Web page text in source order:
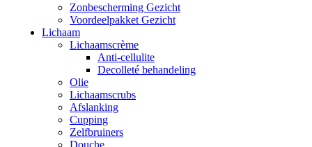
Zonbescherming Gezicht
Voordeelpakket Gezicht
Lichaam
Lichaamscrème
Anti-cellulite
Decolleté behandeling
Olie
Lichaamscrubs
Afslanking
Cupping
Zelfbruiners